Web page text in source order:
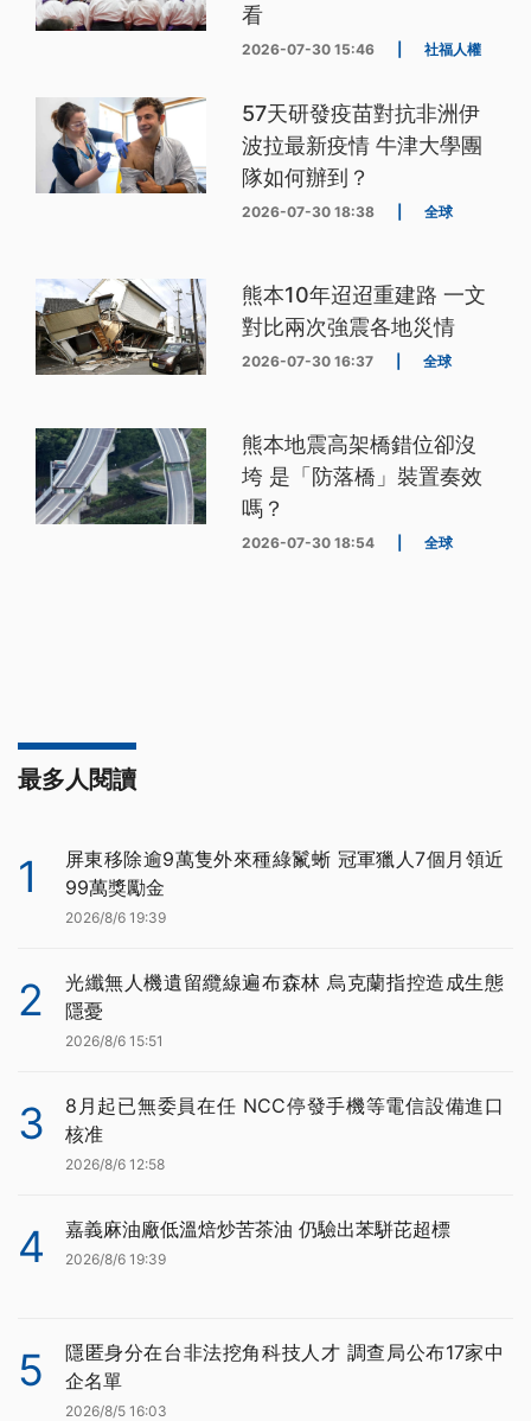
看
2026-07-30 15:46 社福人權
57天研發疫苗對抗非洲伊
波拉最新疫情 牛津大學團
隊如何辦到？
2026-07-30 18:38 全球
熊本10年迢迢重建路 一文
對比兩次強震各地災情
2026-07-30 16:37 全球
熊本地震高架橋錯位卻沒
垮 是「防落橋」裝置奏效
嗎？
2026-07-30 18:54 全球
最多人閱讀
1
屏東移除逾9萬隻外來種綠鬣蜥 冠軍獵人7個月領近
99萬獎勵金
2026/8/6 19:39
2
光纖無人機遺留纜線遍布森林 烏克蘭指控造成生態
隱憂
2026/8/6 15:51
3
8月起已無委員在任 NCC停發手機等電信設備進口
核准
2026/8/6 12:58
4 嘉義麻油廠低溫焙炒苦茶油 仍驗出苯駢芘超標
2026/8/6 19:39
5
隱匿身分在台非法挖角科技人才 調查局公布17家中
企名單
2026/8/5 16:03